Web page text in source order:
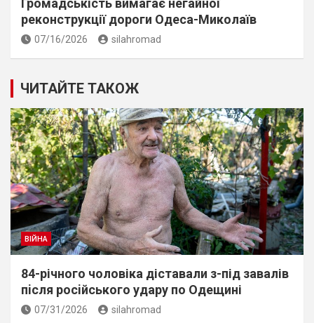
Громадськість вимагає негайної
реконструкції дороги Одеса-Миколаїв
07/16/2026 silahromad
ЧИТАЙТЕ ТАКОЖ
ВІЙНА
84-річного чоловіка діставали з-під завалів
пiсля росiйського удару по Одещині
07/31/2026 silahromad